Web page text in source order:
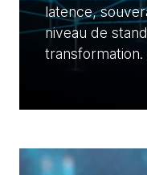
latence,
niveau de
transformation.